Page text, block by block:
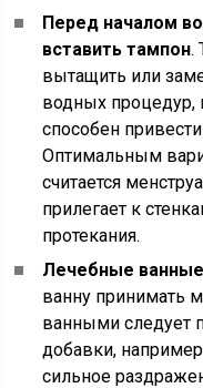
Перед началом
вставить тампон.
вытащить или
водных
способен
Оптимальным
считается
прилегает к
протекания.
Лечебные
ванну принимать
ванными следует
добавки,
сильное